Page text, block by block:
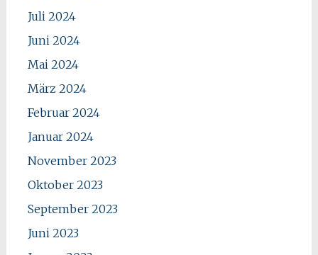
Juli 2024
Juni 2024
Mai 2024
März 2024
Februar 2024
Januar 2024
November 2023
Oktober 2023
September 2023
Juni 2023